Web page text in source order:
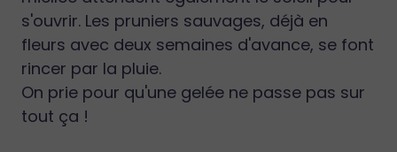
s'ouvrir. Les pruniers sauvages, déjà en
fleurs avec deux semaines d'avance, se font
rincer par la pluie.
On prie pour qu'une gelée ne passe pas sur
tout ça !